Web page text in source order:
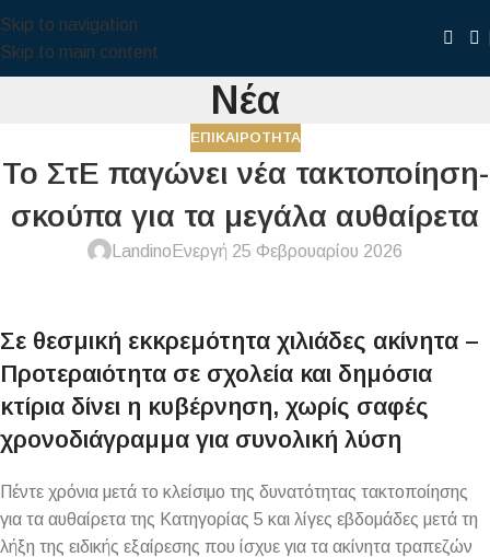
Skip to navigation
Skip to main content
Νέα
ΕΠΙΚΑΙΡΌΤΗΤΑ
Το ΣτΕ παγώνει νέα τακτοποίηση-
σκούπα για τα μεγάλα αυθαίρετα
Landino Ενεργή 25 Φεβρουαρίου 2026
Σε θεσμική εκκρεμότητα χιλιάδες ακίνητα –
Προτεραιότητα σε σχολεία και δημόσια
κτίρια δίνει η κυβέρνηση, χωρίς σαφές
χρονοδιάγραμμα για συνολική λύση
Πέντε χρόνια μετά το κλείσιμο της δυνατότητας τακτοποίησης
για τα αυθαίρετα της Κατηγορίας 5 και λίγες εβδομάδες μετά τη
λήξη της ειδικής εξαίρεσης που ίσχυε για τα ακίνητα τραπεζών